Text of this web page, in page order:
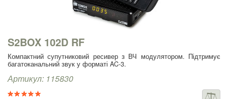
S2BOX 102D RF
Компактний супутниковий ресивер з ВЧ модулятором. Підтримує
багатоканальний звук у форматі AC-3.
Артикул: 115830